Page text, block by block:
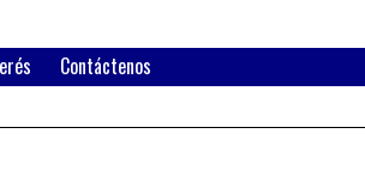
Area
Contáctenos